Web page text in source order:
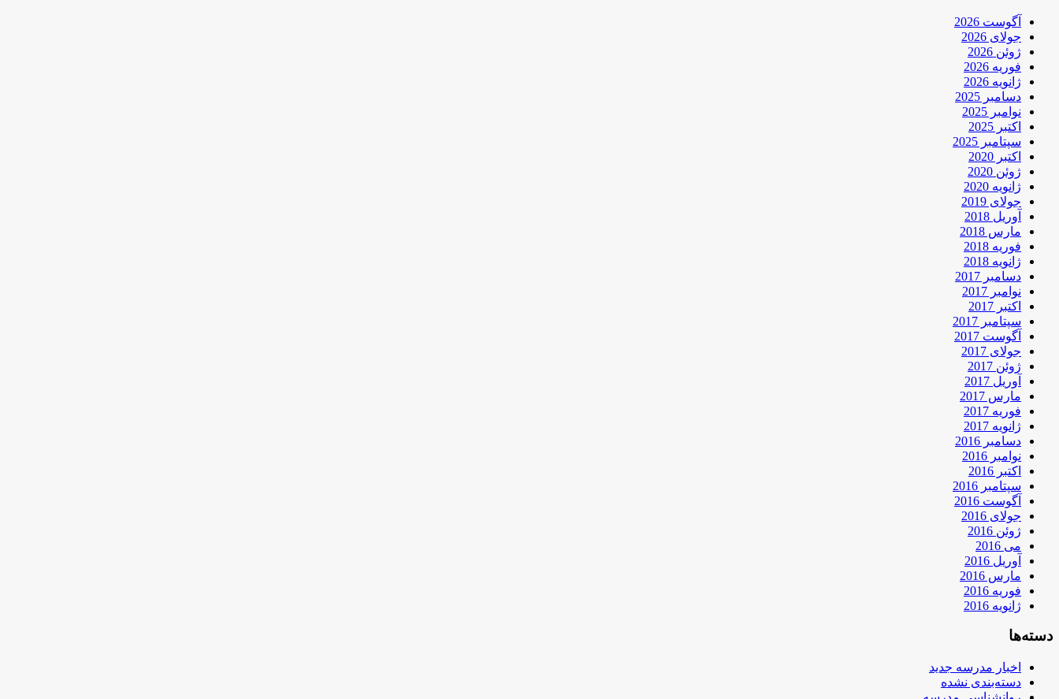
آگوست 2026
جولای 2026
ژوئن 2026
فوریه 2026
ژانویه 2026
دسامبر 2025
نوامبر 2025
اکتبر 2025
سپتامبر 2025
اکتبر 2020
ژوئن 2020
ژانویه 2020
جولای 2019
آوریل 2018
مارس 2018
فوریه 2018
ژانویه 2018
دسامبر 2017
نوامبر 2017
اکتبر 2017
سپتامبر 2017
آگوست 2017
جولای 2017
ژوئن 2017
آوریل 2017
مارس 2017
فوریه 2017
ژانویه 2017
دسامبر 2016
نوامبر 2016
اکتبر 2016
سپتامبر 2016
آگوست 2016
جولای 2016
ژوئن 2016
می 2016
آوریل 2016
مارس 2016
فوریه 2016
ژانویه 2016
دسته‌ها
اخبار مدرسه جدید
دسته‌بندی نشده